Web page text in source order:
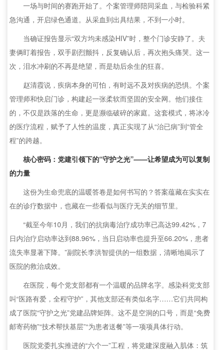
一场与时间的赛跑开始了。个案管理师陪同采血，与检验科紧
急沟通，开启绿色通道。从采血到出具结果，不到一小时。
当确证报告显示“双方均未感染HIV”时，整个门诊安静了。夫
妻俩盯着报告，双手剧烈颤抖，反复确认后，再次抱头痛哭。这一
次，泪水冲刷的不再是绝望，而是劫后余生的狂喜。
赵清霞说，疾病本身的可怕，有时远不及对疾病的恐惧。个案
管理师和快启门诊，构建起一张柔软而坚固的安全网。他们接住
的，不仅是跌落的生命，更是濒临破碎的家庭。这套模式，将冰冷
的医疗流程，赋予了人性的温度，真正实现了从“治已病”到“管全
程”的跨越。
核心密码：党建引领下的“守护之光”——让希望成为可以复制
的力量
这份为生命兜底的温暖答卷是如何书写的？答案蕴藏在实实在
在的诊疗数据中，也藏在一些看似与医疗无关的细节里。
“截至今年10月，我们的抗病毒治疗成功率已高达99.42%，7
日内治疗启动率达到88.96%，当日启动率也提升至66.20%，患者
流失率显著下降。”副院长李洪智提供的一组数据，清晰地揭示了
医院的救治成效。
在医院，每个党支部都有一个温暖的品牌名字。感染科党支部
叫“医路有爱，全程守护”，其他支部还有类似名字……它们共同构
成了医院“守护之光”党建品牌矩阵。这不是空洞的口号，而是“免费
邮寄药物”“技术帮扶基层”“为患者送餐”等一项项具体行动。
医院党委扎实推进的“六个一”工程，将党建深度融入肌体：筑